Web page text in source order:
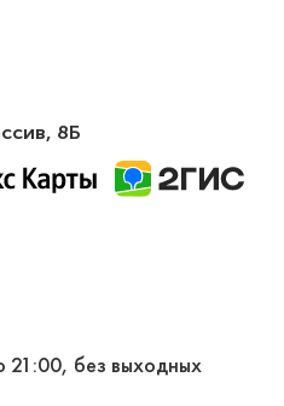
8Б
21:00, без выходных